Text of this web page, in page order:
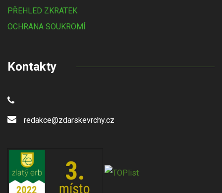
PŘEHLED ZKRATEK
OCHRANA SOUKROMÍ
Kontakty
redakce@zdarskevrchy.cz